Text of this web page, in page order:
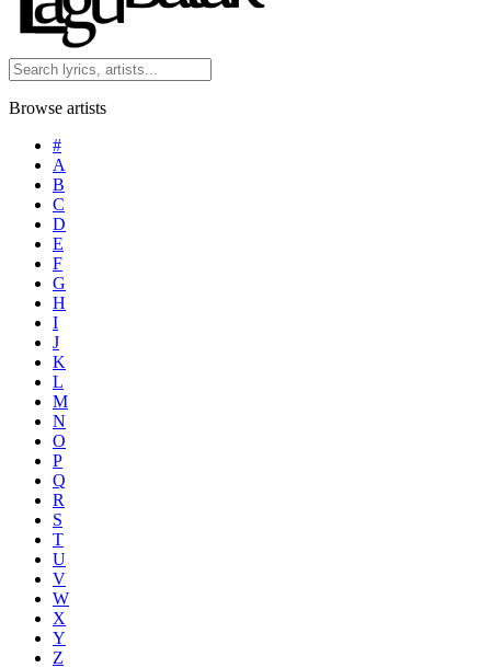
Browse artists
#
A
B
C
D
E
F
G
H
I
J
K
L
M
N
O
P
Q
R
S
T
U
V
W
X
Y
Z